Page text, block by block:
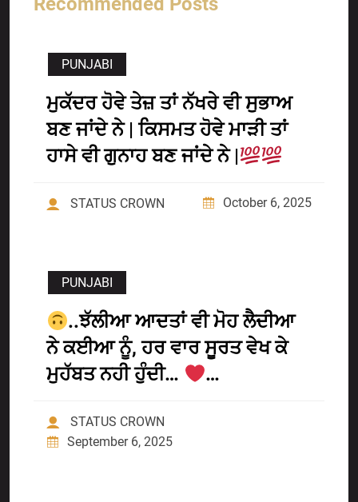
PUNJABI
ਮੁਕੱਦਰ ਹੋਵੇ ਤੇਜ਼ ਤਾਂ ਨੱਖਰੇ ਵੀ ਸੁਭਾਅ
ਬਣ ਜਾਂਦੇ ਨੇ | ਕਿਸਮਤ ਹੋਵੇ ਮਾੜੀ ਤਾਂ
ਹਾਸੇ ਵੀ ਗੁਨਾਹ ਬਣ ਜਾਂਦੇ ਨੇ |
STATUS CROWN October 6, 2025
PUNJABI
..ਝੱਲੀਆ ਆਦਤਾਂ ਵੀ ਮੋਹ ਲੈਦੀਆ
ਨੇ ਕਈਆ ਨੂੰ, ਹਰ ਵਾਰ ਸੂਰਤ ਵੇਖ ਕੇ
ਮੁਹੱਬਤ ਨਹੀ ਹੁੰਦੀ…
…
STATUS CROWN
September 6, 2025